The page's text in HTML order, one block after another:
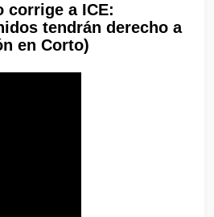
corrige a ICE:
tendrán derecho a
en Corto)